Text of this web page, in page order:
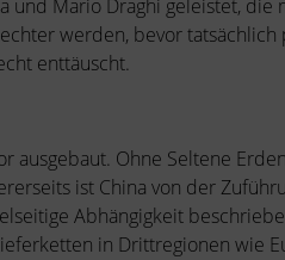
Mario Draghi geleistet,
werden, bevor
enttäuscht.
ausgebaut. Ohne Seltene
ist China von der
Abhängigkeit
in Drittregionen wie